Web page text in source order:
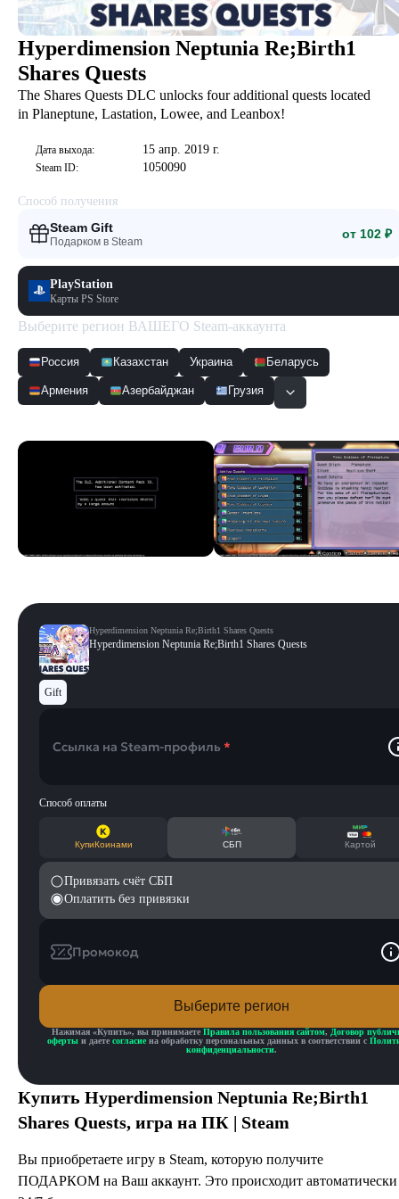
Hyperdimension Neptunia Re;Birth1
Shares Quests
The Shares Quests DLC unlocks four additional quests located
in Planeptune, Lastation, Lowee, and Leanbox!
Дата выхода: 15 апр. 2019 г.
Steam ID: 1050090
Способ получения
Steam Gift
Подарком в Steam
от 102 ₽
PlayStation
Карты PS Store
Выберите регион ВАШЕГО Steam-аккаунта
Россия Казахстан Украина Беларусь
Армения Азербайджан Грузия
Купить Hyperdimension Neptunia Re;Birth1
Shares Quests, игра на ПК | Steam
Вы приобретаете игру в Steam, которую получите
ПОДАРКОМ на Ваш аккаунт. Это происходит автоматически
Hyperdimension Neptunia Re;Birth1 Shares Quests
Hyperdimension Neptunia Re;Birth1 Shares Quests
Gift
Ссылка на Steam-профиль *
Способ оплаты
КупиКоинами СБП Картой
Привязать счёт СБП
Оплатить без привязки
Промокод
Выберите регион
Нажимая «Купить», вы принимаете Правила пользования сайтом, Договор
оферты и даете согласие на обработку персональных данных в соответствии с
конфиденциальности.